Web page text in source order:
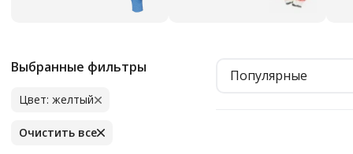
Выбранные фильтры
Цвет: желтый
Очистить все
Популярные